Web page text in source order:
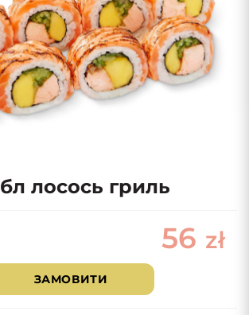
лосось гриль
56 zł
ЗАМОВИТИ